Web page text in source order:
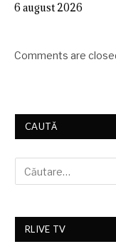
6 august 2026
Comments are
CAUTĂ
RLIVE TV